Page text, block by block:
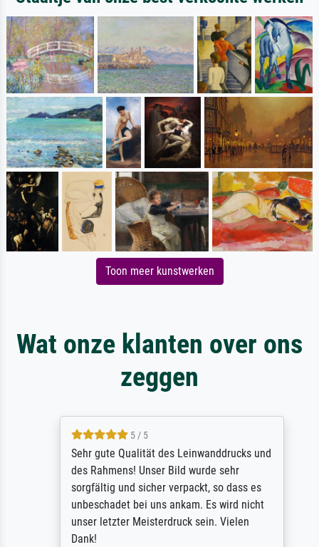
Toon meer kunstwerken
Wat onze klanten over ons
zeggen
5 / 5
Sehr gute Qualität des Leinwanddrucks und
des Rahmens! Unser Bild wurde sehr
sorgfältig und sicher verpackt, so dass es
unbeschadet bei uns ankam. Es wird nicht
unser letzter Meisterdruck sein. Vielen
Dank!